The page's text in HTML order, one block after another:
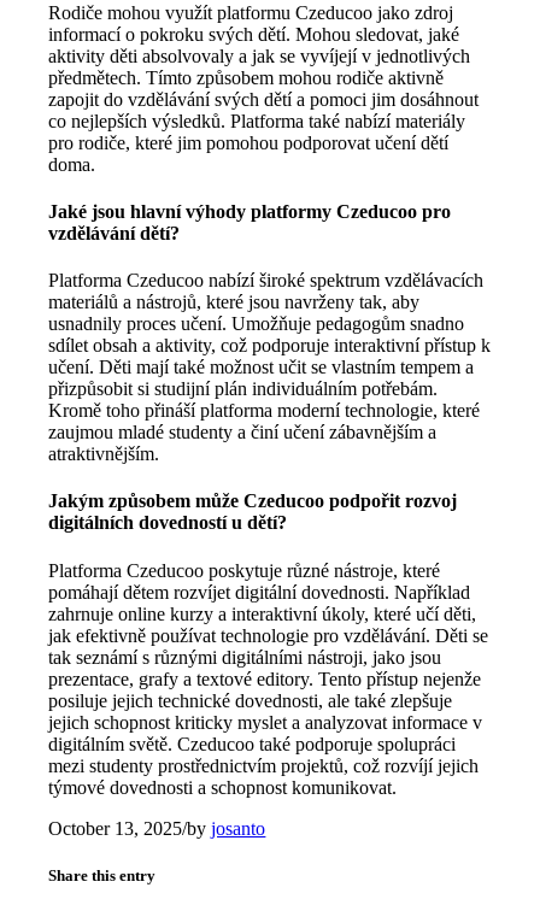
Rodiče mohou využít platformu Czeducoo jako zdroj
informací o pokroku svých dětí. Mohou sledovat, jaké
aktivity děti absolvovaly a jak se vyvíjejí v jednotlivých
předmětech. Tímto způsobem mohou rodiče aktivně
zapojit do vzdělávání svých dětí a pomoci jim dosáhnout
co nejlepších výsledků. Platforma také nabízí materiály
pro rodiče, které jim pomohou podporovat učení dětí
doma.
Jaké jsou hlavní výhody platformy Czeducoo pro
vzdělávání dětí?
Platforma Czeducoo nabízí široké spektrum vzdělávacích
materiálů a nástrojů, které jsou navrženy tak, aby
usnadnily proces učení. Umožňuje pedagogům snadno
sdílet obsah a aktivity, což podporuje interaktivní přístup k
učení. Děti mají také možnost učit se vlastním tempem a
přizpůsobit si studijní plán individuálním potřebám.
Kromě toho přináší platforma moderní technologie, které
zaujmou mladé studenty a činí učení zábavnějším a
atraktivnějším.
Jakým způsobem může Czeducoo podpořit rozvoj
digitálních dovedností u dětí?
Platforma Czeducoo poskytuje různé nástroje, které
pomáhají dětem rozvíjet digitální dovednosti. Například
zahrnuje online kurzy a interaktivní úkoly, které učí děti,
jak efektivně používat technologie pro vzdělávání. Děti se
tak seznámí s různými digitálními nástroji, jako jsou
prezentace, grafy a textové editory. Tento přístup nejenže
posiluje jejich technické dovednosti, ale také zlepšuje
jejich schopnost kriticky myslet a analyzovat informace v
digitálním světě. Czeducoo také podporuje spolupráci
mezi studenty prostřednictvím projektů, což rozvíjí jejich
týmové dovednosti a schopnost komunikovat.
October 13, 2025/byjosanto
Share this entry